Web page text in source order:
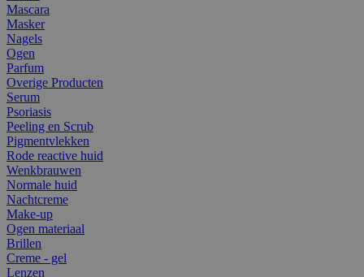
Mascara
Masker
Nagels
Ogen
Parfum
Overige Producten
Serum
Psoriasis
Peeling en Scrub
Pigmentvlekken
Rode reactive huid
Wenkbrauwen
Normale huid
Nachtcreme
Make-up
Ogen materiaal
Brillen
Creme - gel
Lenzen